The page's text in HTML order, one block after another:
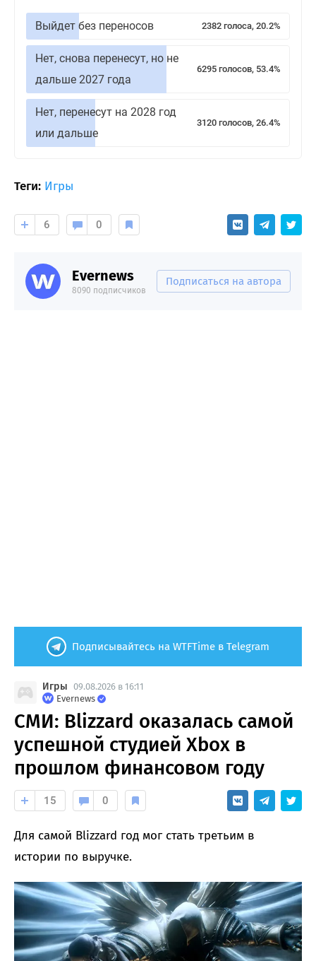
Выйдет без переносов 2382 голоса, 20.2%
Нет, снова перенесут, но не
дальше 2027 года
6295 голосов, 53.4%
Нет, перенесут на 2028 год
или дальше
3120 голосов, 26.4%
Теги: Игры
6 0
Evernews
8090 подписчиков
Подписаться на автора
Подписывайтесь на WTFTime в Telegram
Игры 09.08.2026 в 16:11
Evernews
СМИ: Blizzard оказалась самой
успешной студией Xbox в
прошлом финансовом году
15 0
Для самой Blizzard год мог стать третьим в
истории по выручке.